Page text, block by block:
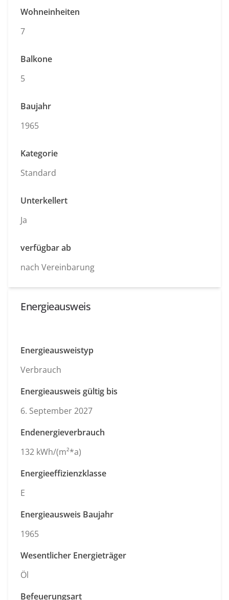
Wohneinheiten
7
Balkone
5
Baujahr
1965
Kategorie
Standard
Unterkellert
Ja
verfügbar ab
nach Vereinbarung
Energieausweis
Energieausweistyp
Verbrauch
Energieausweis gültig bis
6. September 2027
Endenergieverbrauch
132 kWh/(m²*a)
Energieeffizienzklasse
E
Energieausweis Baujahr
1965
Wesentlicher Energieträger
Öl
Befeuerungsart